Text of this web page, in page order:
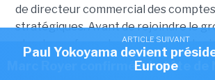
ARTICLE SUIVANT
Marc Royer confirmé à la tête de
de directeur commercial des
stratégiques. Avant de rejoindre le
plus de neuf ans chez Dell
dernièrement, il était en charge de
ARTICLE SUIVANT
Paul Yokoyama devient
Europe